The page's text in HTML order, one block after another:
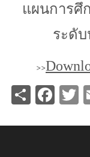
แผนการศึ
ระดั
>>
Share